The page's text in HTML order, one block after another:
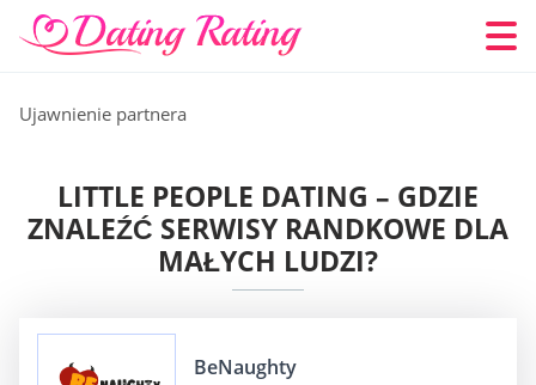
Ujawnienie partnera
LITTLE PEOPLE DATING – GDZIE
ZNALEŹĆ SERWISY RANDKOWE DLA
MAŁYCH LUDZI?
BeNaughty